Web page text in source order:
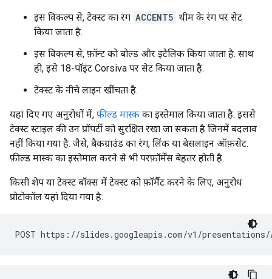
इस विकल्प से, टेक्स्ट का रंग ACCENT5 थीम के रंग पर सेट
किया जाता है.
इस विकल्प से, फ़ॉन्ट को बोल्ड और इटैलिक किया जाता है. साथ
ही, इसे 18-पॉइंट Corsiva पर सेट किया जाता है.
टेक्स्ट के नीचे लाइन खींचता है.
यहां दिए गए अनुरोधों में, फ़ील्ड मास्क का इस्तेमाल किया जाता है. इससे
टेक्स्ट स्टाइल की उन प्रॉपर्टी को सुरक्षित रखा जा सकता है जिनमें बदलाव
नहीं किया गया है. जैसे, बैकग्राउंड का रंग, लिंक या बेसलाइन ऑफ़सेट.
फ़ील्ड मास्क का इस्तेमाल करने से भी परफ़ॉर्मेंस बेहतर होती है.
किसी शेप या टेक्स्ट बॉक्स में टेक्स्ट को फ़ॉर्मैट करने के लिए, अनुरोध
प्रोटोकॉल यहां दिया गया है:
POST https://slides.googleapis.com/v1/presentations/